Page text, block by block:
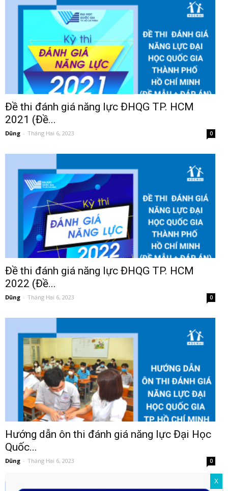
Đề thi đánh giá năng lực ĐHQG TP. HCM
2021 (Đề...
Dũng - Tháng Hai 6, 2023 0
Đề thi đánh giá năng lực ĐHQG TP. HCM
2022 (Đề...
Dũng - Tháng Hai 6, 2023 0
Hướng dẫn ôn thi đánh giá năng lực Đại Học
Quốc...
Dũng - Tháng Hai 6, 2023 0
X